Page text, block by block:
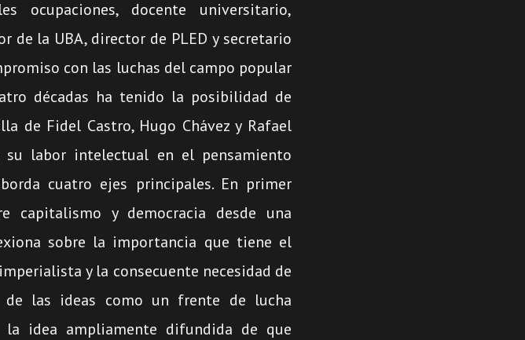
disminuir
el
volumen.
arriba/abajo
para
aumentar
o
disminuir
el
volumen.
ocupaciones, docente universitario,
de la UBA, director de PLED y secretario
con las luchas del campo popular
décadas ha tenido la posibilidad de
de Fidel Castro, Hugo Chávez y Rafael
su labor intelectual en el pensamiento
cuatro ejes principales. En primer
capitalismo y democracia desde una
sobre la importancia que tiene el
y la consecuente necesidad de
las ideas como un frente de lucha
idea ampliamente difundida de que